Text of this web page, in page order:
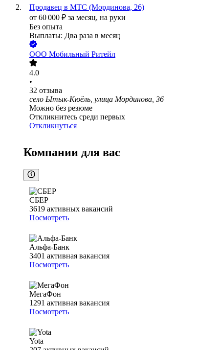
Продавец в МТС (Мординова, 26)
от 60 000 ₽ за месяц, на руки
Без опыта
Выплаты: Два раза в месяц
ООО Мобильный Ритейл
4.0
•
32 отзыва
село Ытык-Кюёль, улица Мординова, 36
Можно без резюме
Откликнитесь среди первых
Откликнуться
Компании для вас
СБЕР
3619 активных вакансий
Посмотреть
Альфа-Банк
3401 активная вакансия
Посмотреть
МегаФон
1291 активная вакансия
Посмотреть
Yota